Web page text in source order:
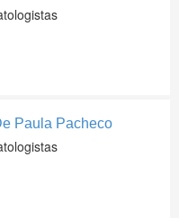
Paula Pacheco